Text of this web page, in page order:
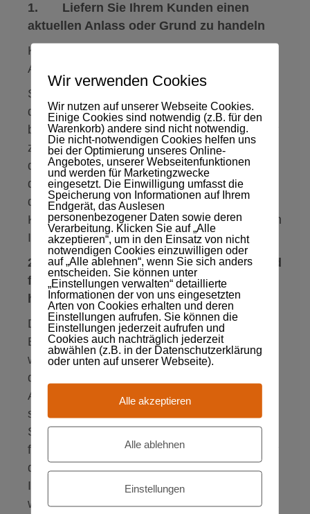
1. Liefern Sie Ihrem Kunden einen
aktuellen Anlass oder Grund zu handeln
Kein Mensch macht etwas ohne Grund oder
Anlass.
Sprechen Sie von Trends und Entwicklungen,
die durch Politik, Experten, Verbände oder
branchennahen Märkten klar und nachfühlbar
zu erkennen sind. Nicht Ihre Meinung ist
dabei entscheidend, sondern wie andere
diese Themen einschätzen. Diskutieren Sie
das Thema mit Ihren Kunden auf Augenhöhe.
Kunden lieben es, wenn sie neue Impulse von
Ihnen bekommen.
2. Sprechen Sie über Ihren Kunden und
führen Sie ihn dadurch zu Ihren Stärken
hin
Die Aufgabe der Ich/Wir Position und die
Einnahme der Du/Ihr Position ist wichtig,
wenn man Ihnen zuhören soll. Achten Sie
darauf, nicht mit Ihren Stärken und
Alleinstellungsmerkmalen zu argumentieren,
sondern führen Sie Ihren Kunden dort hin.
Sprechen Sie nicht darüber, wie Ihr Produkt
funktioniert, sondern was Ihr Ansprechpartner
davon hat, wenn er es richtig einsetzt. Nicht
Ihr Produkt oder Unternehmen ist dabei
wichtig, sondern nur das Bild einer positiven
Wir verwenden Cookies
Wir nutzen auf unserer Webseite Cookies.
Einige Cookies sind notwendig (z.B. für den
Warenkorb) andere sind nicht notwendig.
Die nicht-notwendigen Cookies helfen uns
bei der Optimierung unseres Online-
Angebotes, unserer Webseitenfunktionen
und werden für Marketingzwecke
eingesetzt. Die Einwilligung umfasst die
Speicherung von Informationen auf Ihrem
Endgerät, das Auslesen
personenbezogener Daten sowie deren
Verarbeitung. Klicken Sie auf „Alle
akzeptieren“, um in den Einsatz von nicht
notwendigen Cookies einzuwilligen oder
auf „Alle ablehnen“, wenn Sie sich anders
entscheiden. Sie können unter
„Einstellungen verwalten“ detaillierte
Informationen der von uns eingesetzten
Arten von Cookies erhalten und deren
Einstellungen aufrufen. Sie können die
Einstellungen jederzeit aufrufen und
Cookies auch nachträglich jederzeit
abwählen (z.B. in der Datenschutzerklärung
oder unten auf unserer Webseite).
Alle akzeptieren
Alle ablehnen
Einstellungen